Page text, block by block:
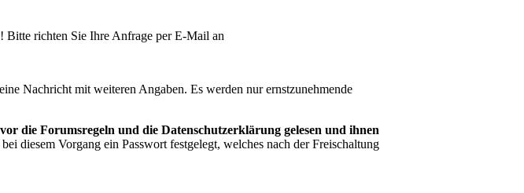
richten Sie Ihre Anfrage per E-Mail an
Nachricht mit weiteren Angaben. Es werden nur ernstzunehmende
die Forumsregeln und die Datenschutzerklärung gelesen und ihnen
diesem Vorgang ein Passwort festgelegt, welches nach der Freischaltung